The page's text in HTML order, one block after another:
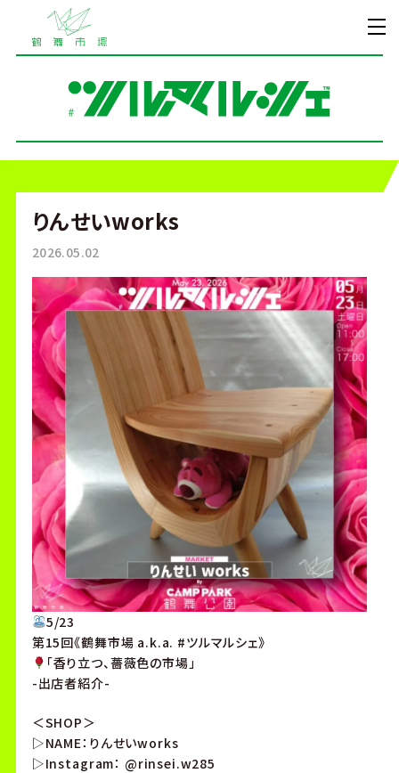
りんせいworks
2026.05.02
5/23
第15回《鶴舞市場 a.k.a. #ツルマルシェ》
「香り立つ、薔薇色の市場」
-出店者紹介-
＜SHOP＞
▷NAME：りんせいworks
▷Instagram： @rinsei.w285